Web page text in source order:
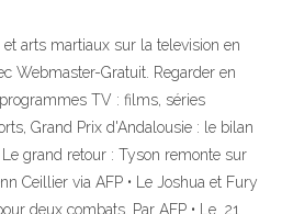
arts martiaux sur la television en
Webmaster-Gratuit. Regarder en
TV : films, séries
Grand Prix d'Andalousie : le bilan
grand retour : Tyson remonte sur
Ceillier via AFP • Le Joshua et Fury
deux combats. Par AFP • Le 21